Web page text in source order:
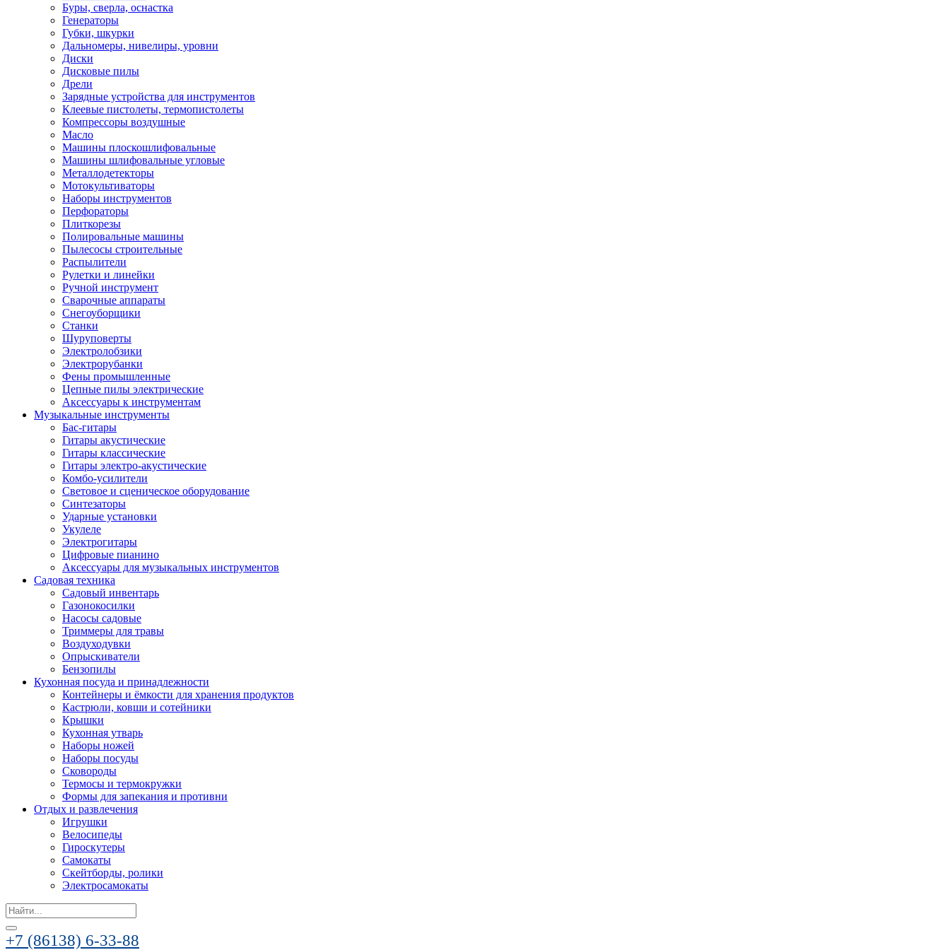
Буры, сверла, оснастка
Генераторы
Губки, шкурки
Дальномеры, нивелиры, уровни
Диски
Дисковые пилы
Дрели
Зарядные устройства для инструментов
Клеевые пистолеты, термопистолеты
Компрессоры воздушные
Масло
Машины плоскошлифовальные
Машины шлифовальные угловые
Металлодетекторы
Мотокультиваторы
Наборы инструментов
Перфораторы
Плиткорезы
Полировальные машины
Пылесосы строительные
Распылители
Рулетки и линейки
Ручной инструмент
Сварочные аппараты
Снегоуборщики
Станки
Шуруповерты
Электролобзики
Электрорубанки
Фены промышленные
Цепные пилы электрические
Аксессуары к инструментам
Музыкальные инструменты
Бас-гитары
Гитары акустические
Гитары классические
Гитары электро-акустические
Комбо-усилители
Световое и сценическое оборудование
Синтезаторы
Ударные установки
Укулеле
Электрогитары
Цифровые пианино
Аксессуары для музыкальных инструментов
Садовая техника
Садовый инвентарь
Газонокосилки
Насосы садовые
Триммеры для травы
Воздуходувки
Опрыскиватели
Бензопилы
Кухонная посуда и принадлежности
Контейнеры и ёмкости для хранения продуктов
Кастрюли, ковши и сотейники
Крышки
Кухонная утварь
Наборы ножей
Наборы посуды
Сковороды
Термосы и термокружки
Формы для запекания и противни
Отдых и развлечения
Игрушки
Велосипеды
Гироскутеры
Самокаты
Скейтборды, ролики
Электросамокаты
Search
for:
+7 (86138) 6-33-88